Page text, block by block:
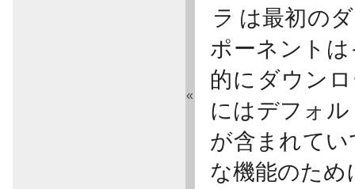
ラ は最初の
ポーネント
的にダウン
にはデフォ
が含まれて
な機能のた
«